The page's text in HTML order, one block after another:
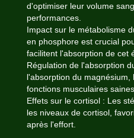
d'optimiser leur volume
performances.
Impact sur le métabolisme
en phosphore est crucial
facilitent l'absorption de cet
Régulation de l'absorption
l'absorption du
fonctions musculaires
Effets sur le cortisol : Les
les niveaux de cortisol,
après l'effort.